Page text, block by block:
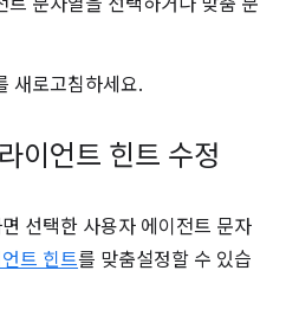
새로고침하세요.
이언트 힌트 수정
선택한 사용자 에이전트 문자
트 힌트를 맞춤설정할 수 있습